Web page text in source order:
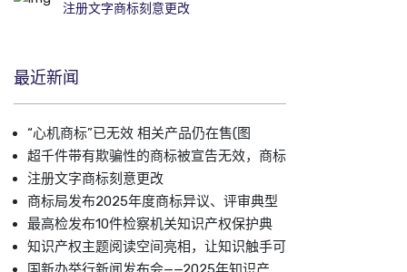
注册文字商标刻意更改
最近新闻
“心机商标”已无效 相关产品仍在售(图
超千件带有欺骗性的商标被宣告无效，商标
注册文字商标刻意更改
商标局发布2025年度商标异议、评审典型
最高检发布10件检察机关知识产权保护典
知识产权主题阅读空间亮相，让知识触手可